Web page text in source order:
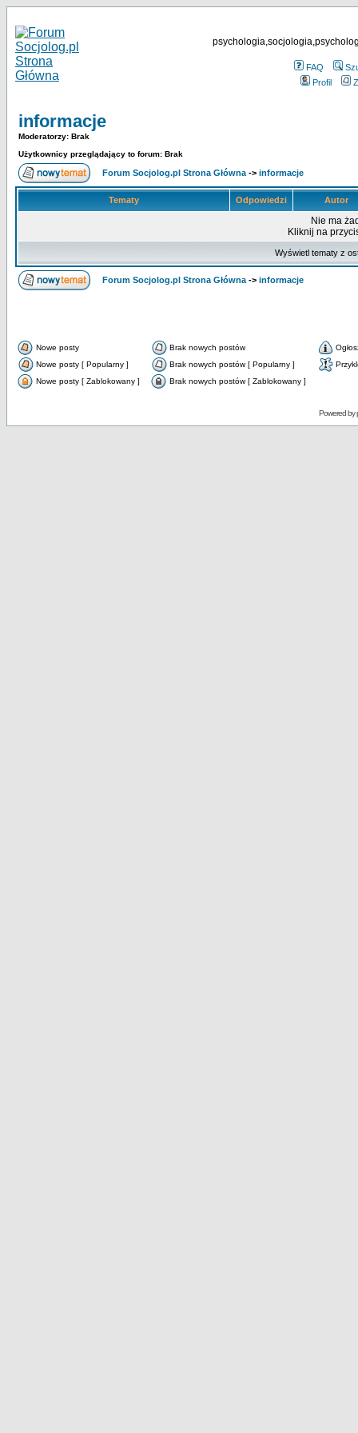
FAQ
Profil
informacje
Moderatorzy: Brak
Użytkownicy przeglądający to forum: Brak
Forum Socjolog.pl Strona Główna -> informacje
Tematy Odpowiedzi Autor
Nie ma
Kliknij na
Wyświetl tematy z
Forum Socjolog.pl Strona Główna -> informacje
Nowe posty Brak nowych postów
Nowe posty [ Popularny ]
Brak nowych postów [ Popularny ]
Nowe posty [ Zablokowany ]
Brak nowych postów [ Zablokowany ]
Powered by